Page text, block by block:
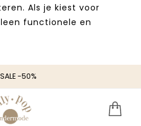
Als je kiest voor
functionele en
SALE -50%